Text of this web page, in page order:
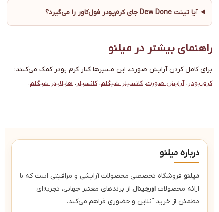
آیا تینت Dew Done جای کرم‌پودر فول‌کاور را می‌گیرد؟
راهنمای بیشتر در میلنو
برای کامل کردن آرایش صورت، این مسیرها کنار کرم پودر کمک می‌کنند:
کرم پودر،آرایش صورت،کانسیلر شیگلم،کانسیلر، هایلایتر شیگلم.
درباره میلنو
میلنو فروشگاه تخصصی محصولات آرایشی و مراقبتی است که با
ارائه محصولات اورجینال از برندهای معتبر جهانی، تجربه‌ای
مطمئن از خرید آنلاین و حضوری فراهم می‌کند.